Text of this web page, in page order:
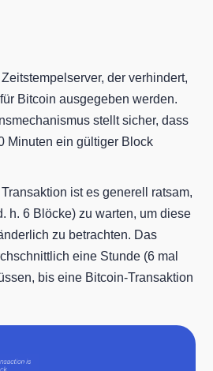
der verhindert,
Bitcoin ausgegeben werden.
stellt sicher, dass
Minuten ein gültiger Block
ist es generell ratsam,
h. 6 Blöcke) zu warten, um diese
zu betrachten. Das
eine Stunde (6 mal
bis eine Bitcoin-Transaktion